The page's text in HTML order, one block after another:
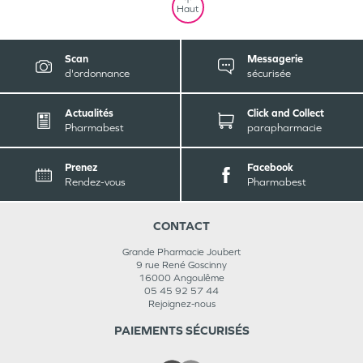
Haut
Scan
d'ordonnance
Messagerie
sécurisée
Actualités
Pharmabest
Click and Collect
parapharmacie
Prenez
Rendez-vous
Facebook
Pharmabest
CONTACT
Grande Pharmacie Joubert
9 rue René Goscinny
16000 Angoulême
05 45 92 57 44
Rejoignez-nous
PAIEMENTS SÉCURISÉS